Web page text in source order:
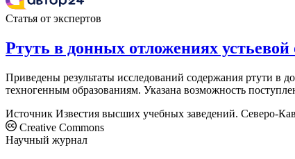
Статья от экспертов
Ртуть в донных отложениях
Приведены результаты исследований содержания ртути
техногенным образованиям. Указана возможность
Источник Известия высших учебных заведений. Северо-
Creative Commons
Научный журнал